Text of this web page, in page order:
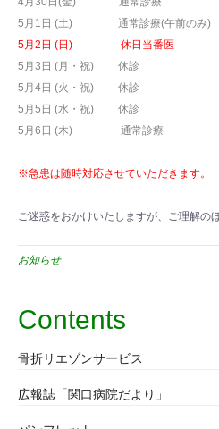
5月1日 (土) 通常診療(午前のみ)
5月2日 (日) 休日当番医
5月3日 (月・祝) 休診
5月4日 (火・祝) 休診
5月5日 (水・祝) 休診
5月6日 (木) 通常診療
※急患は随時対応させていただきます。
ご迷惑をおかけいたしますが、ご理解の
お知らせ
Contents
骨折リエゾンサービス
広報誌「関口病院だより」